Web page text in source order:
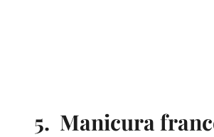
5. Manicura